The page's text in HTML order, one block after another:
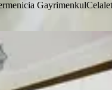
Gayrimenkul
Emlakta Fırsat
Orman Bölge
Ertuğrul Gazi